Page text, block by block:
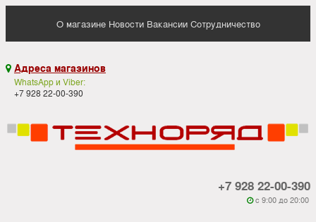
О магазине Новости Вакансии Сотрудничество
 Адреса магазинов
WhatsApp и Viber:
+7 928 22-00-390
+7 928 22-00-390
 c 9:00 до 20:00